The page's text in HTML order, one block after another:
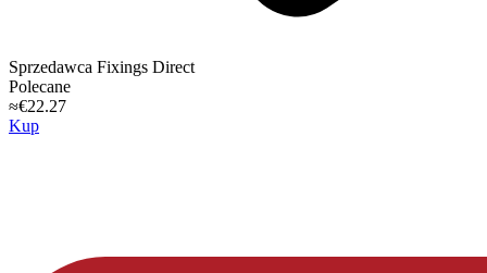
Sprzedawca Fixings Direct
Polecane
≈€22.27
Kup